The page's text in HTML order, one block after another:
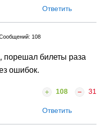
Ответить
108
порешал билеты раза
ошибок.
108 31
Ответить